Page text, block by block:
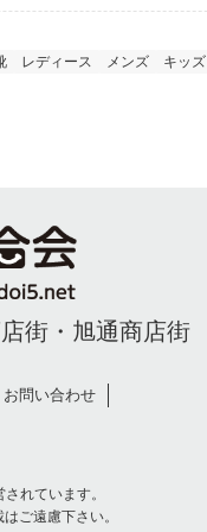
レディース メンズ キッズ
街 ・ 旭通商店街
お問い合わせ
されています。
ご遠慮下さい。